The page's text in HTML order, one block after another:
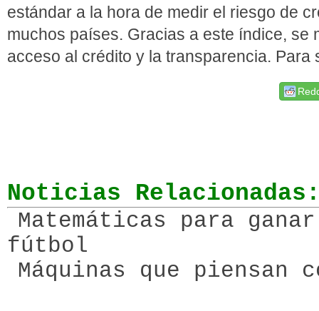
estándar a la hora de medir el riesgo de
muchos países. Gracias a este índice, se
acceso al crédito y la transparencia. Para
Noticias
Matemáticas para
fútbol
Máquinas que piensan